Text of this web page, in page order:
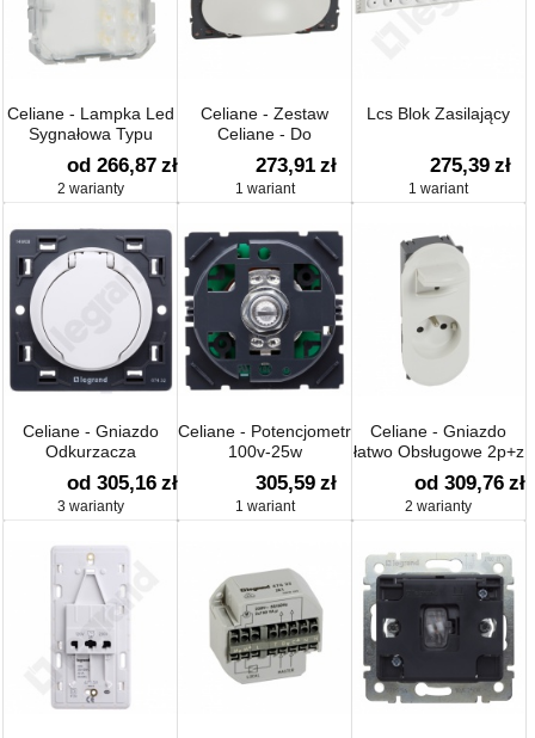
Celiane - Lampka Led
Sygnałowa Typu
''spot'' 2,2w
od 266,87 zł
2 warianty
Celiane - Zestaw
Celiane - Do
Połączenia źródła
Sygnału I Ekranu
273,91 zł
1 wariant
Lcs Blok Zasilający
275,39 zł
1 wariant
Celiane - Gniazdo
Odkurzacza
Centralnego
od 305,16 zł
3 warianty
Celiane - Potencjometr
100v-25w
305,59 zł
1 wariant
Celiane - Gniazdo
łatwo Obsługowe 2p+z
od 309,76 zł
2 warianty